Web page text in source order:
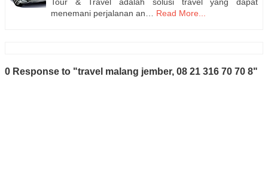
menemani perjalanan an…
Read More...
0 Response to "travel malang jember, 08 21 316 70 70 8"